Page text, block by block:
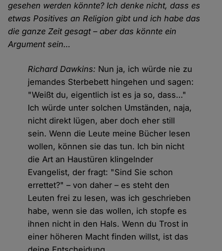
gesehen werden könnte? Ich denke nicht, dass es
etwas Positives an Religion gibt und ich habe das
die ganze Zeit gesagt – aber das könnte ein
Argument sein…
Richard Dawkins: Nun ja, ich würde nie zu
jemandes Sterbebett hingehen und sagen:
"Weißt du, eigentlich ist es ja so, dass…"
Ich würde unter solchen Umständen, naja,
nicht direkt lügen, aber doch eher still
sein. Wenn die Leute meine Bücher lesen
wollen, können sie das tun. Ich bin nicht
die Art an Haustüren klingelnder
Evangelist, der fragt: "Sind Sie schon
errettet?" – von daher – es steht den
Leuten frei zu lesen, was ich geschrieben
habe, wenn sie das wollen, ich stopfe es
ihnen nicht in den Hals. Wenn du Trost in
einer höheren Macht finden willst, ist das